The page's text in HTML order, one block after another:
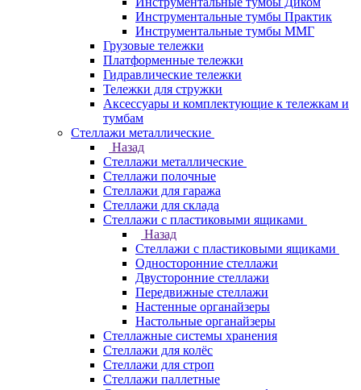
Инструментальные тумбы Практик
Инструментальные тумбы ММГ
Грузовые тележки
Платформенные тележки
Гидравлические тележки
Тележки для стружки
Аксесcуары и комплектующие к тележкам и
тумбам
Стеллажи металлические
Назад
Стеллажи металлические
Стеллажи полочные
Стеллажи для гаража
Стеллажи для склада
Стеллажи с пластиковыми ящиками
Назад
Стеллажи с пластиковыми ящиками
Односторонние стеллажи
Двусторонние стеллажи
Передвижные стеллажи
Настенные органайзеры
Настольные органайзеры
Стеллажные системы хранения
Стеллажи для колёс
Стеллажи для строп
Стеллажи паллетные